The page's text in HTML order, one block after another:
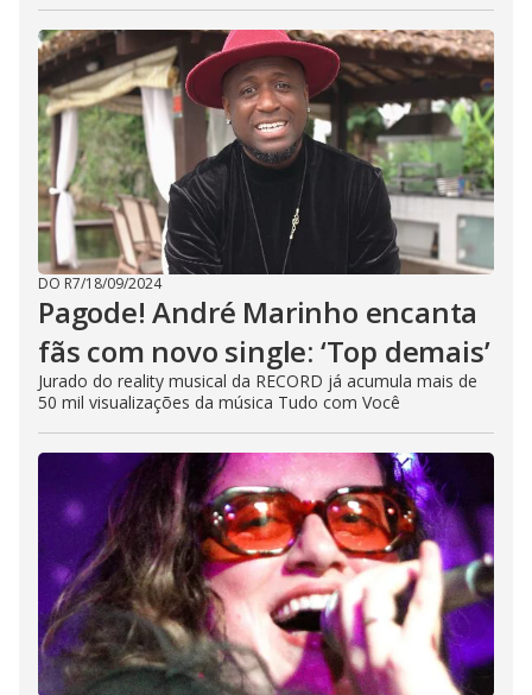
DO R7/18/09/2024
Pagode! André Marinho encanta
fãs com novo single: ‘Top demais’
Jurado do reality musical da RECORD já acumula mais de
50 mil visualizações da música Tudo com Você